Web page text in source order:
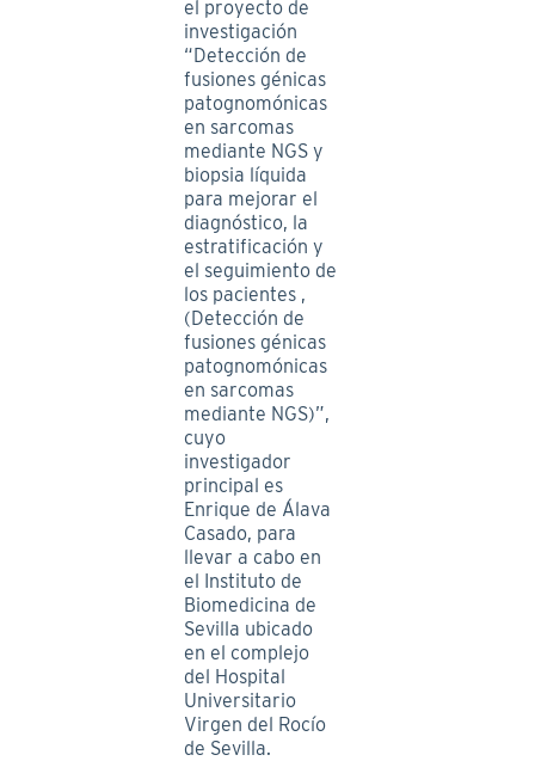
el proyecto de
investigación
“Detección de
fusiones génicas
patognomónicas
en sarcomas
mediante NGS y
biopsia líquida
para mejorar el
diagnóstico, la
estratificación y
el seguimiento de
los pacientes ,
(Detección de
fusiones génicas
patognomónicas
en sarcomas
mediante NGS)”,
cuyo
investigador
principal es
Enrique de Álava
Casado, para
llevar a cabo en
el Instituto de
Biomedicina de
Sevilla ubicado
en el complejo
del Hospital
Universitario
Virgen del Rocío
de Sevilla.